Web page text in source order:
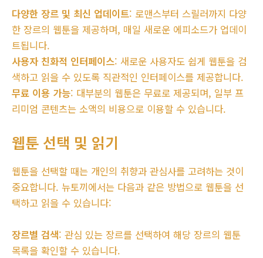
다양한 장르 및 최신 업데이트: 로맨스부터 스릴러까지 다양
한 장르의 웹툰을 제공하며, 매일 새로운 에피소드가 업데이
트됩니다.
사용자 친화적 인터페이스: 새로운 사용자도 쉽게 웹툰을 검
색하고 읽을 수 있도록 직관적인 인터페이스를 제공합니다.
무료 이용 가능: 대부분의 웹툰은 무료로 제공되며, 일부 프
리미엄 콘텐츠는 소액의 비용으로 이용할 수 있습니다.
웹툰 선택 및 읽기
웹툰을 선택할 때는 개인의 취향과 관심사를 고려하는 것이
중요합니다. 뉴토끼에서는 다음과 같은 방법으로 웹툰을 선
택하고 읽을 수 있습니다:
장르별 검색: 관심 있는 장르를 선택하여 해당 장르의 웹툰
목록을 확인할 수 있습니다.